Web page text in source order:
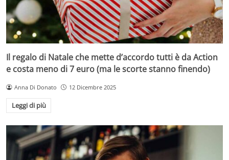
Il regalo di Natale che mette d’accordo tutti è da Action
e costa meno di 7 euro (ma le scorte stanno finendo)
Anna Di Donato 12 Dicembre 2025
Leggi di più